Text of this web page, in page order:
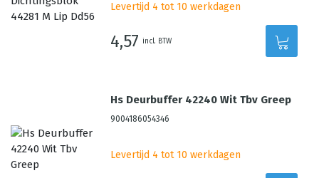
Levertijd 4 tot 10 werkdagen
4,57 incl. BTW
Hs Deurbuffer 42240 Wit Tbv Greep
9004186054346
Levertijd 4 tot 10 werkdagen